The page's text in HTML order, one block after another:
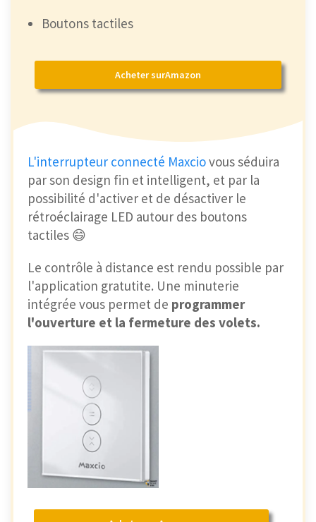
Boutons tactiles
Acheter surAmazon
L'interrupteur connecté Maxciovous séduira
par son design fin et intelligent, et par la
possibilité d'activer et de désactiver le
rétroéclairage LED autour des boutons
tactiles 😄
Le contrôle à distance est rendu possible par
l'application gratutite. Une minuterie
intégrée vous permet de programmer
l'ouverture et la fermeture des volets.